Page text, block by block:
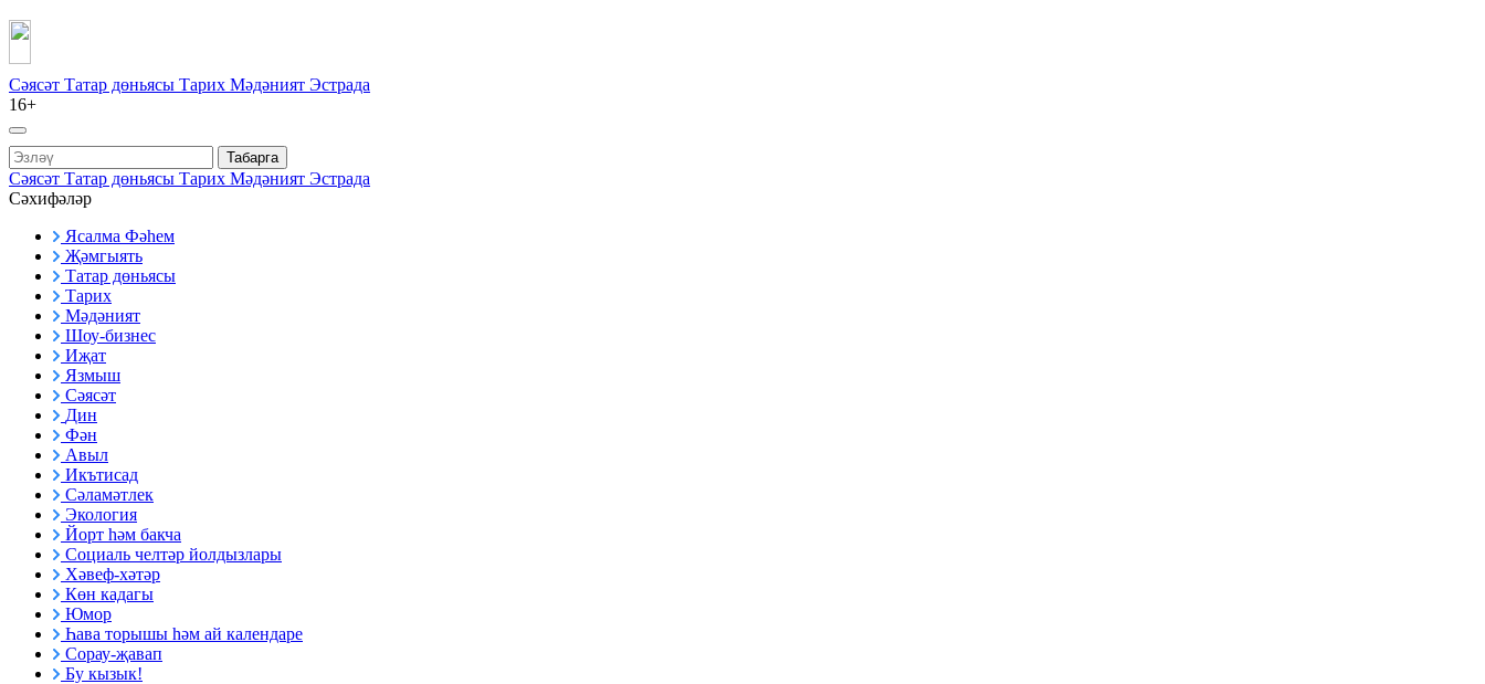
Сәясәт Татар дөньясы Тарих Мәдәният Эстрада
16+
Табарга
Сәясәт Татар дөньясы Тарих Мәдәният Эстрада
Сәхифәләр
Ясалма Фәһем
Җәмгыять
Татар дөньясы
Тарих
Мәдәният
Шоу-бизнес
Иҗат
Язмыш
Сәясәт
Дин
Фән
Авыл
Икътисад
Сәламәтлек
Экология
Йорт һәм бакча
Социаль челтәр йолдызлары
Хәвеф-хәтәр
Көн кадагы
Юмор
Һава торышы һәм ай календаре
Сорау-җавап
Бу кызык!